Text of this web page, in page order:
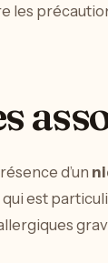
les
d’un
est